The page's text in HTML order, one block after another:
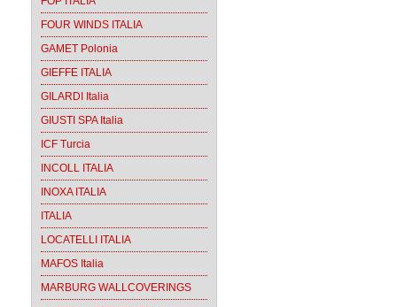
FOUR WINDS ITALIA
GAMET Polonia
GIEFFE ITALIA
GILARDI Italia
GIUSTI SPA Italia
ICF Turcia
INCOLL ITALIA
INOXA ITALIA
ITALIA
LOCATELLI ITALIA
MAFOS Italia
MARBURG WALLCOVERINGS